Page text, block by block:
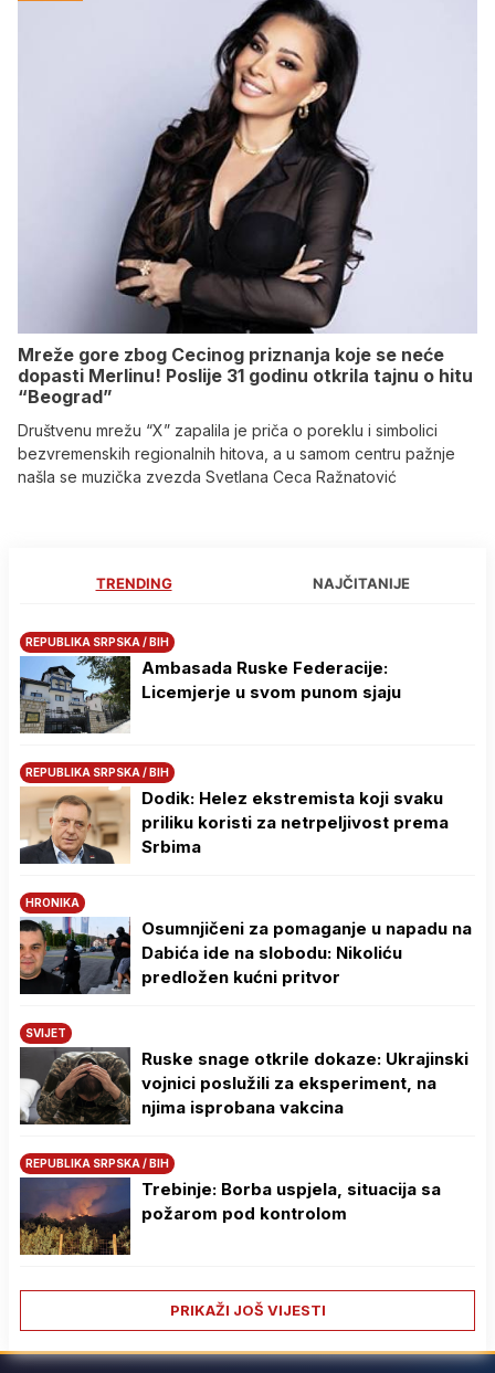
Mreže gore zbog Cecinog priznanja koje se neće
dopasti Merlinu! Poslije 31 godinu otkrila tajnu o hitu
“Beograd”
Društvenu mrežu “X” zapalila je priča o poreklu i simbolici
bezvremenskih regionalnih hitova, a u samom centru pažnje
našla se muzička zvezda Svetlana Ceca Ražnatović
TRENDING NAJČITANIJE
REPUBLIKA SRPSKA / BIH
Ambasada Ruske Federacije:
Licemjerje u svom punom sjaju
REPUBLIKA SRPSKA / BIH
Dodik: Helez ekstremista koji svaku
priliku koristi za netrpeljivost prema
Srbima
HRONIKA
Osumnjičeni za pomaganje u napadu na
Dabića ide na slobodu: Nikoliću
predložen kućni pritvor
SVIJET
Ruske snage otkrile dokaze: Ukrajinski
vojnici poslužili za eksperiment, na
njima isprobana vakcina
REPUBLIKA SRPSKA / BIH
Trebinje: Borba uspjela, situacija sa
požarom pod kontrolom
PRIKAŽI JOŠ VIJESTI